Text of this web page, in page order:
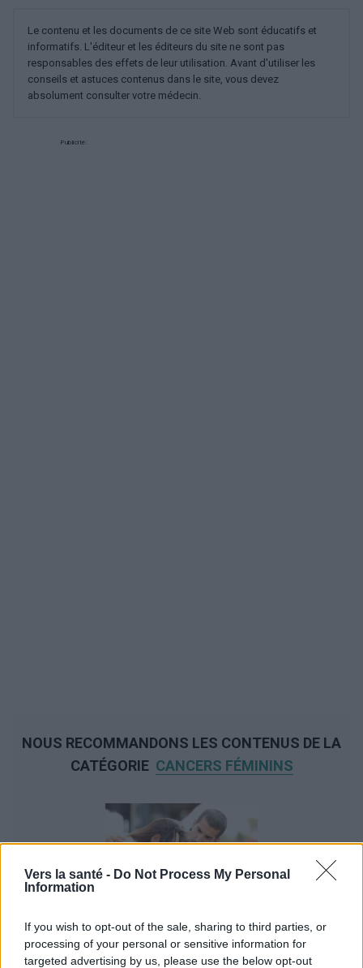
Vers la santé - Do Not Process My Personal
Information
If you wish to opt-out of the sale, sharing to third parties, or
processing of your personal or sensitive information for
targeted advertising by us, please use the below opt-out
Le contenu et les documents de ce site Web sont éducatifs et
informatifs. L'éditeur et les éditeurs du site ne sont pas
responsables des effets de leur utilisation. Avant d'utiliser les
conseils et astuces contenus dans le site, vous devez
absolument consulter votre médecin.
Publicité:
NOUS RECOMMANDONS LES CONTENUS DE LA
CATÉGORIE CANCERS FÉMININS
Le cancer du col de l'utérus est-il une maladie
entièrement guérissable ?
‹ ›